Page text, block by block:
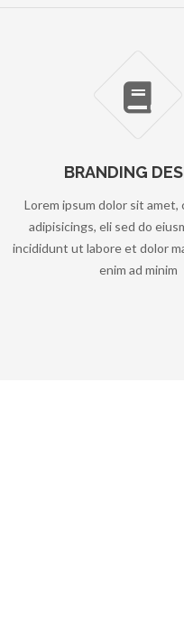
BRANDING
Lorem ipsum dolor sit
adipisicings, eli sed do
incididunt ut labore et dolor
enim ad minim